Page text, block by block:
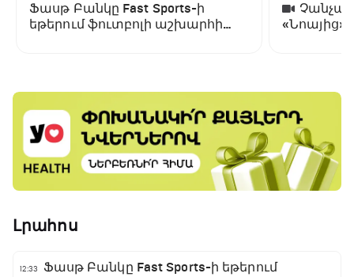
Ֆասթ Բանկը Fast Sports-ի
եթերում ֆուտբոլի աշխարհի
«Նոայից»
Լրահոս
12:33
Ֆասթ Բանկը Fast Sports-ի եթերում